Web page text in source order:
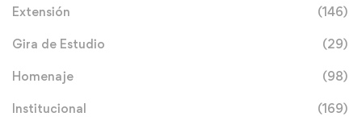
Extensión (146)
Gira de Estudio (29)
Homenaje (98)
Institucional (169)